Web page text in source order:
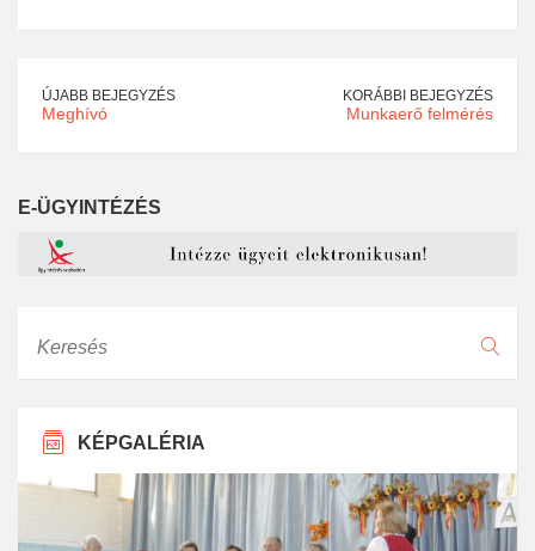
ÚJABB BEJEGYZÉS
Meghívó
KORÁBBI BEJEGYZÉS
Munkaerő felmérés
E-ÜGYINTÉZÉS
KÉPGALÉRIA